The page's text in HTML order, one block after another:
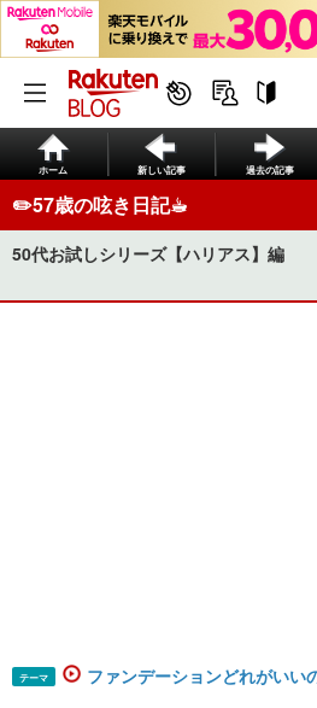
ホーム 新しい記事 過去の記事
✏️57歳の呟き日記☕︎
50代お試しシリーズ【ハリアス】編
テーマ ファンデーションどれがい